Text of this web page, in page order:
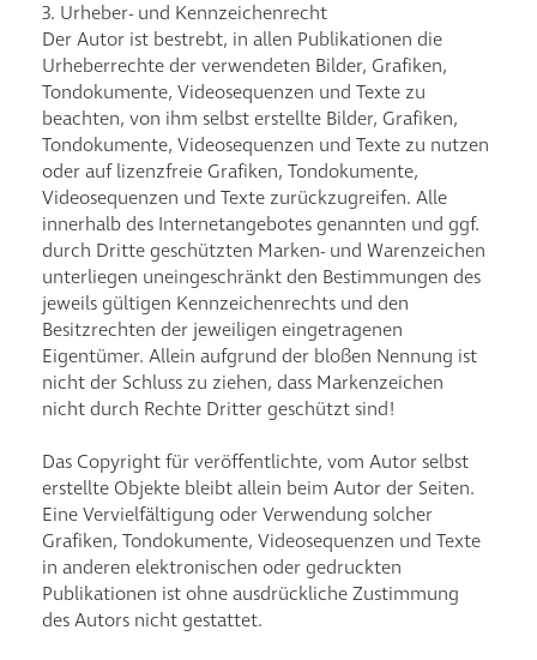
3. Urheber- und Kennzeichenrecht
Der Autor ist bestrebt, in allen Publikationen die
Urheberrechte der verwendeten Bilder, Grafiken,
Tondokumente, Videosequenzen und Texte zu
beachten, von ihm selbst erstellte Bilder, Grafiken,
Tondokumente, Videosequenzen und Texte zu nutzen
oder auf lizenzfreie Grafiken, Tondokumente,
Videosequenzen und Texte zurückzugreifen. Alle
innerhalb des Internetangebotes genannten und ggf.
durch Dritte geschützten Marken- und Warenzeichen
unterliegen uneingeschränkt den Bestimmungen des
jeweils gültigen Kennzeichenrechts und den
Besitzrechten der jeweiligen eingetragenen
Eigentümer. Allein aufgrund der bloßen Nennung ist
nicht der Schluss zu ziehen, dass Markenzeichen
nicht durch Rechte Dritter geschützt sind!
Das Copyright für veröffentlichte, vom Autor selbst
erstellte Objekte bleibt allein beim Autor der Seiten.
Eine Vervielfältigung oder Verwendung solcher
Grafiken, Tondokumente, Videosequenzen und Texte
in anderen elektronischen oder gedruckten
Publikationen ist ohne ausdrückliche Zustimmung
des Autors nicht gestattet.